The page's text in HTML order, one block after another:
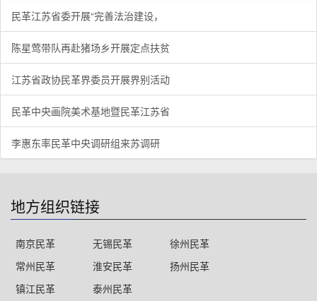
民革江苏省委开展“完善法治建设，
陈星莺带队再赴猪场乡开展定点扶贫
江苏省政协民革界委员开展界别活动
民革中央画院美术基地暨民革江苏省
李惠东率民革中央调研组来苏调研
地方组织链接
南京民革 无锡民革
徐州民革
常州民革
淮安民革
扬州民革
镇江民革
泰州民革